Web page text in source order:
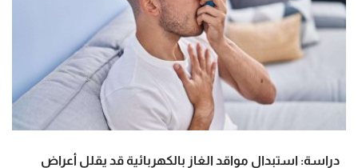
دراسة: استبدال مواقد الغاز بالكهربائية قد يقلل أعراض